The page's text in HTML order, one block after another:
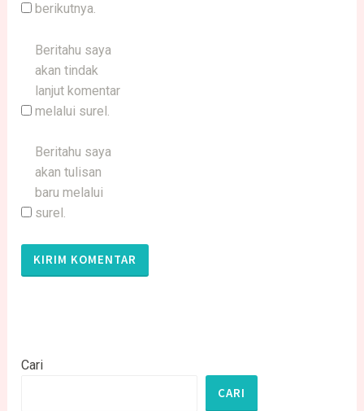
berikutnya.
Beritahu saya
akan tindak
lanjut komentar
melalui surel.
Beritahu saya
akan tulisan
baru melalui
surel.
Cari
CARI